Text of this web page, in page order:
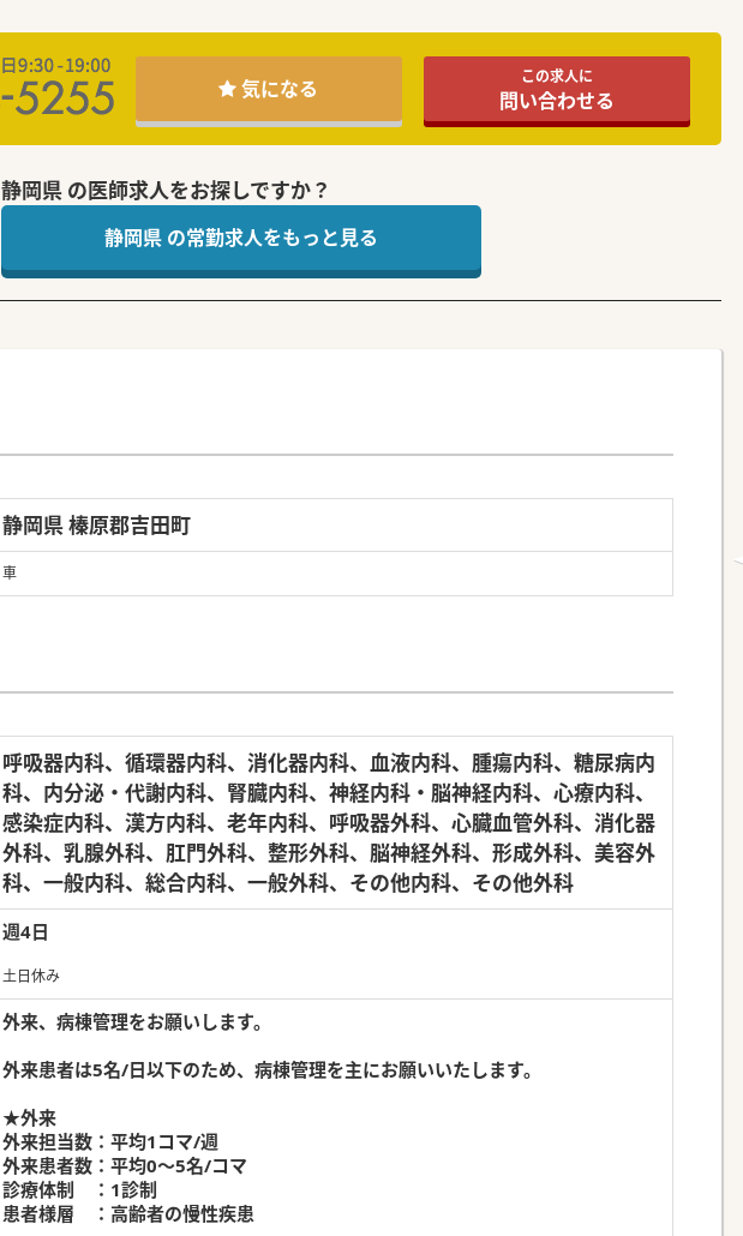
気になる この求人に
問い合わせる
静岡県 の医師求人をお探しですか？
静岡県 の常勤求人をもっと見る
静岡県 榛原郡吉田町
車
呼吸器内科、循環器内科、消化器内科、血液内科、腫瘍内科、糖尿病内
科、内分泌・代謝内科、腎臓内科、神経内科・脳神経内科、心療内科、
感染症内科、漢方内科、老年内科、呼吸器外科、心臓血管外科、消化器
外科、乳腺外科、肛門外科、整形外科、脳神経外科、形成外科、美容外
科、一般内科、総合内科、一般外科、その他内科、その他外科
週4日
土日休み
外来、病棟管理をお願いします。
外来患者は5名/日以下のため、病棟管理を主にお願いいたします。
★外来
外来担当数：平均1コマ/週
外来患者数：平均0～5名/コマ
診療体制 ：1診制
患者様層 ：高齢者の慢性疾患